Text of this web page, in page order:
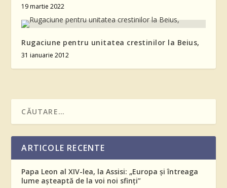
19 martie 2022
Rugaciune pentru unitatea crestinilor la Beius,
31 ianuarie 2012
ARTICOLE RECENTE
Papa Leon al XIV-lea, la Assisi: „Europa și întreaga
lume așteaptă de la voi noi sfinți”